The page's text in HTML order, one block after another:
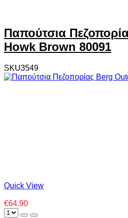
Παπούτσια
Howk Brown 80091
SKU3549
Quick View
€64.90